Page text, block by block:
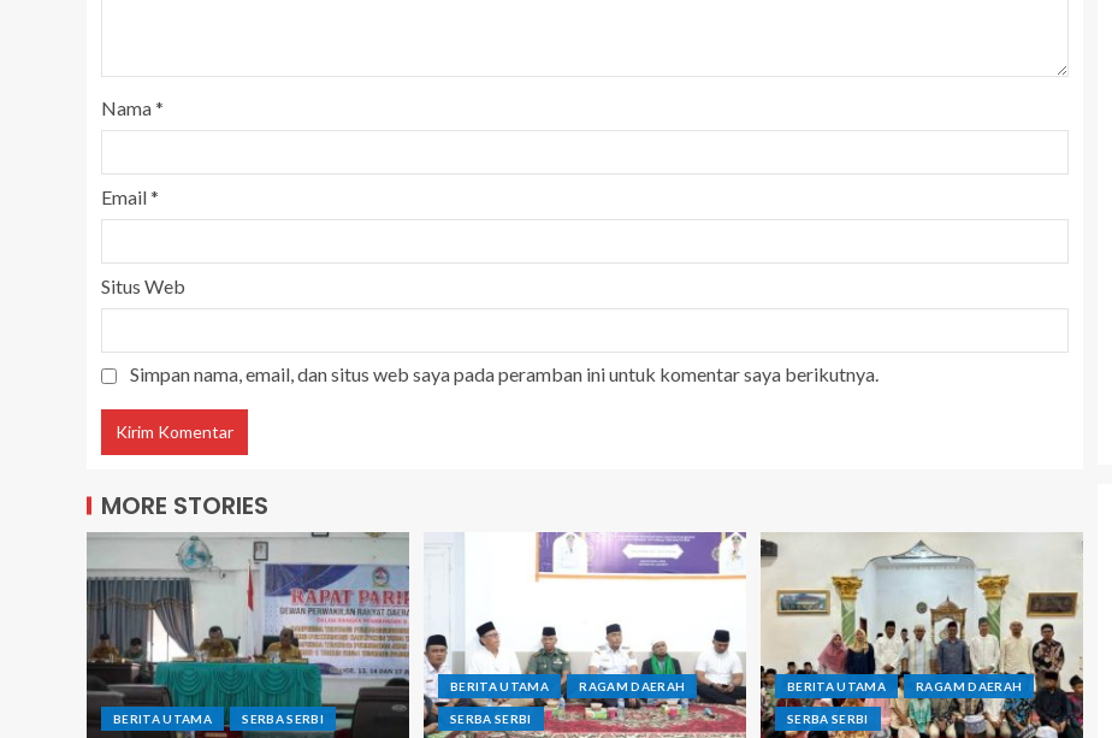
Nama*
Email*
Situs Web
Simpan nama, email, dan situs web saya pada peramban ini untuk komentar saya berikutnya.
MORE STORIES
BERITA UTAMA SERBA SERBI
BERITA UTAMA RAGAM DAERAH
SERBA SERBI
BERITA UTAMA RAGAM DAERAH
SERBA SERBI